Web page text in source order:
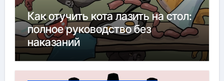
Как отучить кота лазить на стол:
полное руководство без
наказаний